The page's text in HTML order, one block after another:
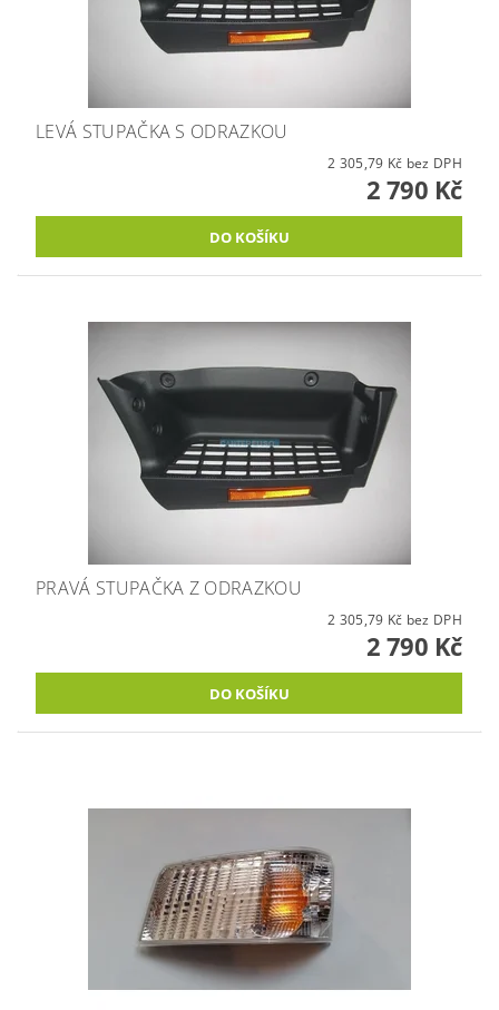
LEVÁ STUPAČKA S ODRAZKOU
2 305,79 Kč bez DPH
2 790 Kč
PRAVÁ STUPAČKA Z ODRAZKOU
2 305,79 Kč bez DPH
2 790 Kč